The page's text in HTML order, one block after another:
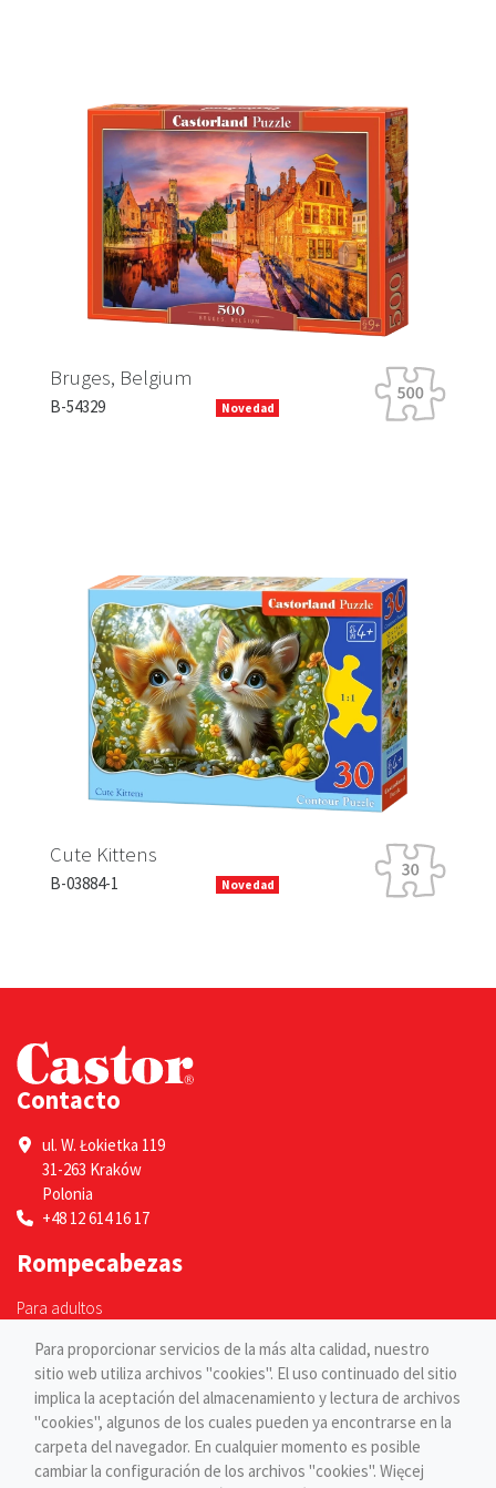
Bruges, Belgium
B-54329 Novedad
Cute Kittens
B-03884-1 Novedad
Previous
Contacto
ul. W. Łokietka 119
31-263 Kraków
Polonia
+48 12 614 16 17
Rompecabezas
Para adultos
Páginas
Blog
Contacto
Para proporcionar servicios de la más alta calidad, nuestro
sitio web utiliza archivos "cookies". El uso continuado del sitio
implica la aceptación del almacenamiento y lectura de archivos
"cookies", algunos de los cuales pueden ya encontrarse en la
carpeta del navegador. En cualquier momento es posible
cambiar la configuración de los archivos "cookies". Więcej